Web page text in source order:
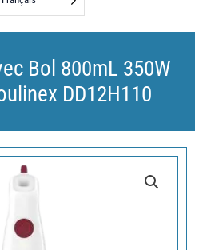
Bol 800mL 350W
DD12H110